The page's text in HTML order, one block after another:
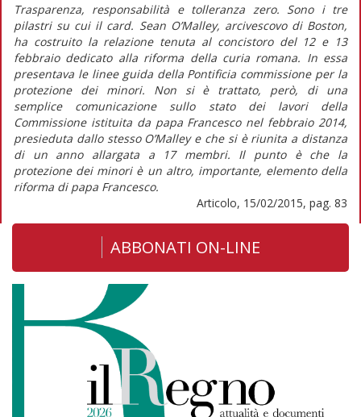
Trasparenza, responsabilità e tolleranza zero. Sono i tre
pilastri su cui il card. Sean O’Malley, arcivescovo di Boston,
ha costruito la relazione tenuta al concistoro del 12 e 13
febbraio dedicato alla riforma della curia romana. In essa
presentava le linee guida della Pontificia commissione per la
protezione dei minori. Non si è trattato, però, di una
semplice comunicazione sullo stato dei lavori della
Commissione istituita da papa Francesco nel febbraio 2014,
presieduta dallo stesso O’Malley e che si è riunita a distanza
di un anno allargata a 17 membri. Il punto è che la
protezione dei minori è un altro, importante, elemento della
riforma di papa Francesco.
Articolo, 15/02/2015, pag. 83
ABBONATI ON-LINE